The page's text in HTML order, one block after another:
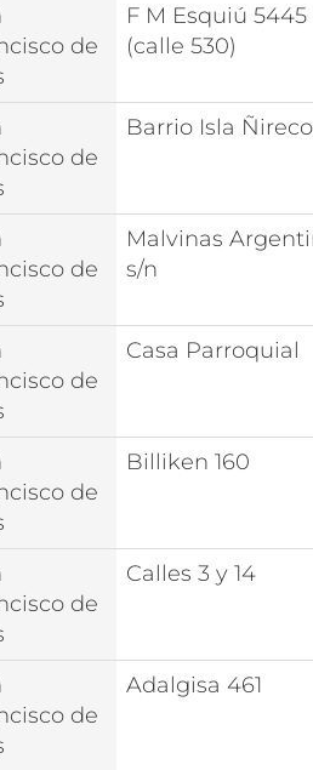
de
F M Esquiú 5445
(calle 530)
de
Barrio Isla Ñireco
de
Malvinas
s/n
de
Casa Parroquial
de
Billiken 160
de
Calles 3 y 14
de
Adalgisa 461